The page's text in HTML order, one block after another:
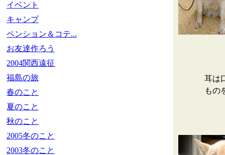
イベント
キャンプ
ペンション＆コテ...
お友達作ろう
2004関西遠征
福島の旅
春のこと
夏のこと
秋のこと
2005冬のこと
2003冬のこと
耳は
もの